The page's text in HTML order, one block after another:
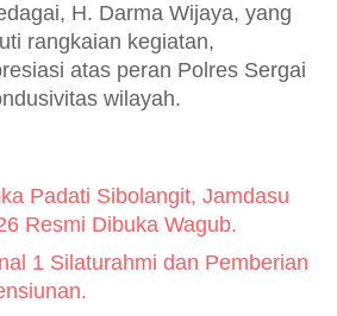
H. Darma Wijaya, yang
rangkaian kegiatan,
atas peran Polres Sergai
wilayah.
Padati Sibolangit, Jamdasu
Resmi Dibuka Wagub.
1 Silaturahmi dan Pemberian